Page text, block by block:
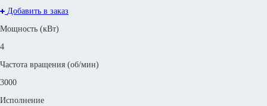
Добавить в заказ
Мощность (кВт)
4
Частота вращения (об/мин)
3000
Исполнение